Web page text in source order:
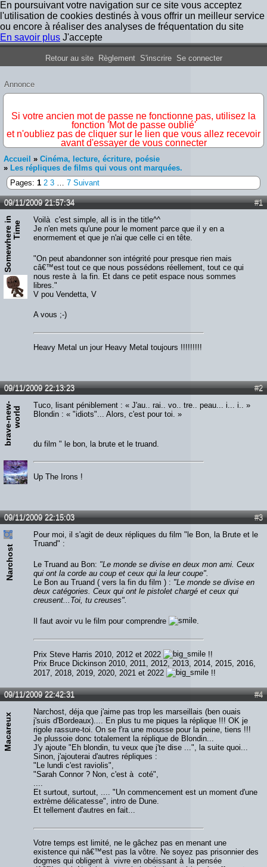
En poursuivant votre navigation sur ce site vous acceptez
l'utilisation de cookies destinés à vous offrir un meilleur service
ou encore à réaliser des analyses de fréquentation du site
En savoir plus J'accepte
Forum Iron Maiden France
Retour au site Règlement S'inscrire Se connecter
Annonce
Si votre ancien mot de passe ne fonctionne pas, utilisez la
fonction 'Mot de passe oublié'
et n'oubliez pas de cliquer sur le lien que vous allez recevoir
avant d'essayer de vous connecter
Accueil » Cinéma, lecture, écriture, poésie
» Les répliques de films qui vous ont marquées.
Pages: 1 2 3 … 7 Suivant
#1
09/11/2009 21:57:34
S
o
m
e
w
h
e
r
ei
n
T
i
me
Voilà c'est simple, all is in the title^^
Je n'en mets qu'une pour le moment parce que il y en a
enormement et que je n'ai que celle ci en tête.
"On peut abandonner son intégrité pour presque rien mais
câ€™est tout ce que nous possédons réellement, tout ce qui
nous reste à la fin. Et dans ce petit espace nous sommes
libres."
V pou Vendetta, V
A vous ;-)
Heavy Metal un jour Heavy Metal toujours !!!!!!!!!
#2
09/11/2009 22:13:23
b
r
a
v
e
-
n
e
w
-
w
o
r
ld
Tuco, lisant péniblement : « J'au.. rai.. vo.. tre.. peau... i... i.. »
Blondin : « "idiots"... Alors, c'est pour toi. »
du film " le bon, la brute et le truand.
Up The Irons !
#3
09/11/2009 22:15:03
Narchost
Pour moi, il s'agit de deux répliques du film "le Bon, la Brute et le
Truand" :
Le Truand au Bon: "Le monde se divise en deux mon ami. Ceux
qui ont la corde au coup et ceux qui la leur coupe".
Le Bon au Truand ( vers la fin du film ) : "Le monde se divise en
deux catégories. Ceux qui ont le pistolet chargé et ceux qui
creusent...Toi, tu creuses".
Il faut avoir vu le film pour comprendre .
Prix Steve Harris 2010, 2012 et 2022
!!
Prix Bruce Dickinson 2010, 2011, 2012, 2013, 2014, 2015, 2016,
2017, 2018, 2019, 2020, 2021 et 2022
!!
#4
09/11/2009 22:42:31
Macareux
Narchost, déja que j'aime pas trop les marseillais (ben ouais
j'suis d'Bordeaux).... En plus tu me piques la réplique !!! OK je
rigole rassure-toi. On se f'ra une mousse pour la peine, tiens !!!
Je plussoie donc totalement la réplique de Blondin...
J'y ajoute "Eh blondin, tu veux que j'te dise ...", la suite quoi...
Sinon, j'ajouterai d'autres répliques :
"Le lundi c'est raviolis",
"Sarah Connor ? Non, c'est à coté",
....
Et surtout, surtout, .... "Un commencement est un moment d'une
extrème délicatesse", intro de Dune.
Et tellement d'autres en fait...
Votre temps est limité, ne le gâchez pas en menant une
existence qui nâ€™est pas la vôtre. Ne soyez pas prisonnier des
dogmes qui obligent à vivre en obéissant à la pensée